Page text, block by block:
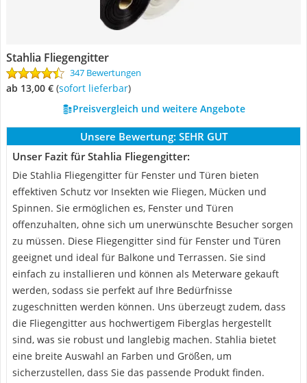
Stahlia Fliegengitter
347 Bewertungen
ab 13,00 € ( Sofort lieferbar)
Preisvergleich und weitere Angebote
Unsere Bewertung: SEHR GUT
Unser Fazit für Stahlia Fliegengitter:
Die Stahlia Fliegengitter für Fenster und Türen bieten
effektiven Schutz vor Insekten wie Fliegen, Mücken und
Spinnen. Sie ermöglichen es, Fenster und Türen
offenzuhalten, ohne sich um unerwünschte Besucher sorgen
zu müssen. Diese Fliegengitter sind für Fenster und Türen
geeignet und ideal für Balkone und Terrassen. Sie sind
einfach zu installieren und können als Meterware gekauft
werden, sodass sie perfekt auf Ihre Bedürfnisse
zugeschnitten werden können. Uns überzeugt zudem, dass
die Fliegengitter aus hochwertigem Fiberglas hergestellt
sind, was sie robust und langlebig machen. Stahlia bietet
eine breite Auswahl an Farben und Größen, um
sicherzustellen, dass Sie das passende Produkt finden.